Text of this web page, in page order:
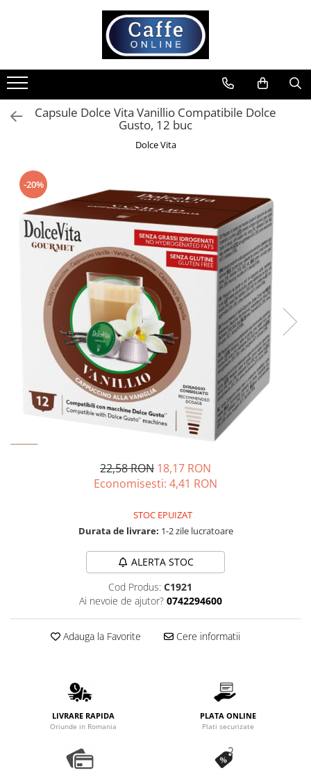
Cafea
Cafea Boabe
Capsule Cafea
Ceai
Espressoare
Aparate Automate
Aparate capsule
Aparate clasice
Accesorii
Rasnite
Complementare
Cesti si farfurii
Lattiere
Pahare de cafea
Palete cafea
Cappucino instant
Pliculete Zahar si Miere
Accesorii si intretinere
Capsule Dolce Vita Vanillio Compatibile Dolce
Gusto, 12 buc
Dolce Vita
-20%
22,58 RON 18,17 RON
Economisesti: 4,41 RON
STOC EPUIZAT
Durata de livrare: 1-2 zile lucratoare
ALERTA STOC
Cod Produs: C1921
Ai nevoie de ajutor? 0742294600
Adauga la Favorite Cere informatii
LIVRARE RAPIDA
Oriunde in Romania
PLATA ONLINE
Plati securizate